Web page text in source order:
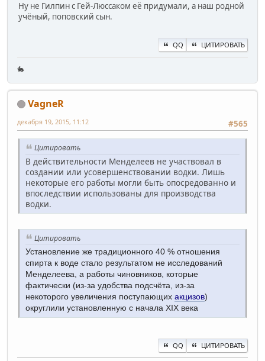
Ну не Гилпин с Гей-Люссаком её придумали, а наш родной
учёный, поповский сын.
QQ ЦИТИРОВАТЬ
🐇
VagneR
#565
декабря 19, 2015, 11:12
Цитировать
В действительности Менделеев не участвовал в
создании или усовершенствовании водки. Лишь
некоторые его работы могли быть опосредованно и
впоследствии использованы для производства
водки.
Цитировать
Установление же традиционного 40 % отношения
спирта к воде стало результатом не исследований
Менделеева, а работы чиновников, которые
фактически (из-за удобства подсчёта, из-за
некоторого увеличения поступающих акцизов)
округлили установленную с начала XIX века
QQ ЦИТИРОВАТЬ